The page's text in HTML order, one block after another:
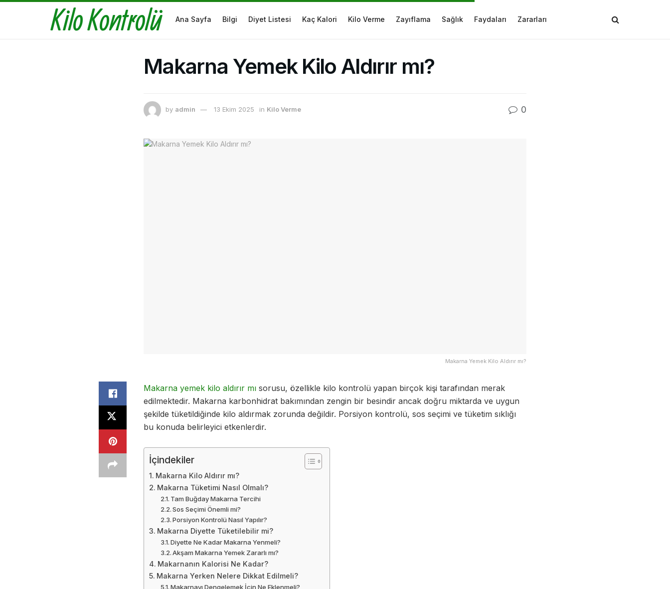
Kilo Kontrolü Ana Sayfa Bilgi Diyet Listesi Kaç Kalori Kilo Verme Zayıflama Sağlık Faydaları Zararları
Makarna Yemek Kilo Aldırır mı?
by admin 13 Ekim 2025 in Kilo Verme 0
Makarna Yemek Kilo Aldırır mı?
Makarna yemek kilo aldırır mı sorusu, özellikle kilo kontrolü yapan birçok kişi tarafından merak
edilmektedir. Makarna karbonhidrat bakımından zengin bir besindir ancak doğru miktarda ve uygun
şekilde tüketildiğinde kilo aldırmak zorunda değildir. Porsiyon kontrolü, sos seçimi ve tüketim sıklığı
bu konuda belirleyici etkenlerdir.
İçindekiler
Makarna Kilo Aldırır mı?
Makarna Tüketimi Nasıl Olmalı?
Tam Buğday Makarna Tercihi
Sos Seçimi Önemli mi?
Porsiyon Kontrolü Nasıl Yapılır?
Makarna Diyette Tüketilebilir mi?
Diyette Ne Kadar Makarna Yenmeli?
Akşam Makarna Yemek Zararlı mı?
Makarnanın Kalorisi Ne Kadar?
Makarna Yerken Nelere Dikkat Edilmeli?
Makarnayı Dengelemek İçin Ne Eklenmeli?